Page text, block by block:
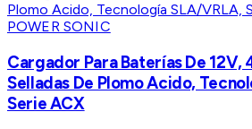
POWER SONIC
Cargador Para Baterías De 12V,
Selladas De Plomo Acido,
Serie ACX